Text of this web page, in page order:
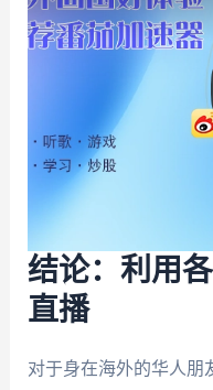
结论：利用
直播
对于身在海外的华人朋